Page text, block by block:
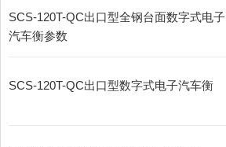
SCS-120T-QC出口型全钢台面数字式电子
汽车衡参数
SCS-120T-QC出口型数字式电子汽车衡